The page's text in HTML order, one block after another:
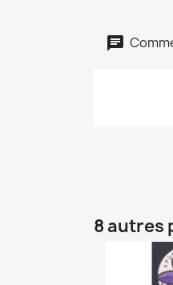
8 autres